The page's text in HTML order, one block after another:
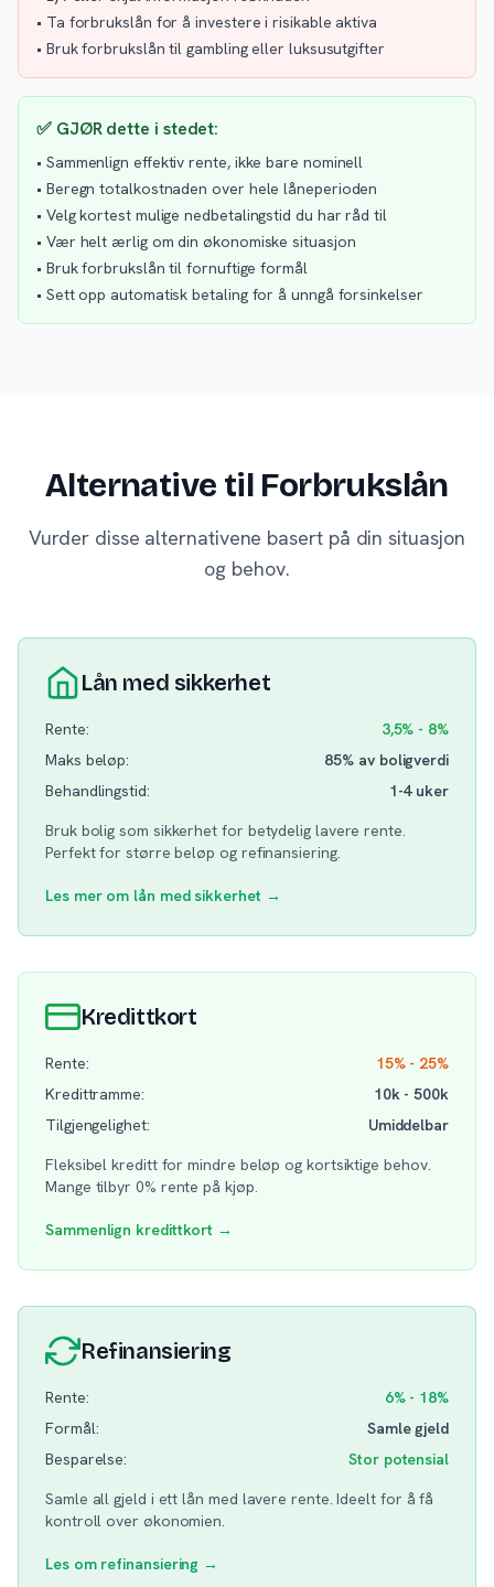
• Ta forbrukslån for å investere i risikable aktiva
• Bruk forbrukslån til gambling eller luksusutgifter
✅ GJØR dette i stedet:
• Sammenlign effektiv rente, ikke bare nominell
• Beregn totalkostnaden over hele låneperioden
• Velg kortest mulige nedbetalingstid du har råd til
• Vær helt ærlig om din økonomiske situasjon
• Bruk forbrukslån til fornuftige formål
• Sett opp automatisk betaling for å unngå forsinkelser
Alternative til Forbrukslån
Vurder disse alternativene basert på din situasjon
og behov.
Lån med sikkerhet
Rente:
3,5% - 8%
Maks beløp:
85% av boligverdi
Behandlingstid:
1-4 uker
Bruk bolig som sikkerhet for betydelig lavere rente.
Perfekt for større beløp og refinansiering.
Les mer om lån med sikkerhet →
Kredittkort
Rente:
15% - 25%
Kredittramme:
10k - 500k
Tilgjengelighet:
Umiddelbar
Fleksibel kreditt for mindre beløp og kortsiktige behov.
Mange tilbyr 0% rente på kjøp.
Sammenlign kredittkort →
Refinansiering
Rente:
6% - 18%
Formål:
Samle gjeld
Besparelse:
Stor potensial
Samle all gjeld i ett lån med lavere rente. Ideelt for å få
kontroll over økonomien.
Les om refinansiering →